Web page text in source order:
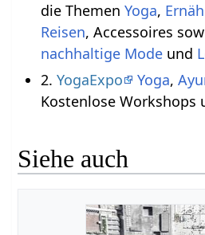
die Themen Yoga,
Reisen, Accessoires
nachhaltige Modeund
2. YogaExpo Yoga,
Kostenlose Workshops
Siehe auch